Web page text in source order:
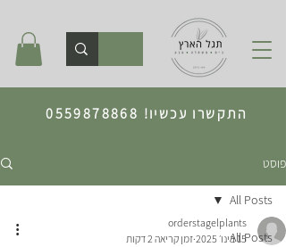
התקשרו עכשיו! 0559878868
פוסט
All Posts
All Posts
orderstagelplants
15 בינו׳ 2025
זמן קריאה 2 דקות